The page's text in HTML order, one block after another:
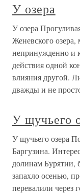
У озера
У озера
Женевского озера,
непринужденно и
действия одной
влияния другой.
дважды и не
У щучьего
У щучьего озера
Баргузина.
долинам Бурятии,
запахло осенью,
перевалили через